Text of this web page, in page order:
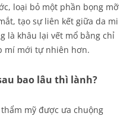
loại bỏ một phần bọng mỡ
tạo sự liên kết giữa da mi
là khâu lại vết mổ bằng chỉ
mí mới tự nhiên hơn.
bao lâu thì lành?
mỹ được ưa chuộng